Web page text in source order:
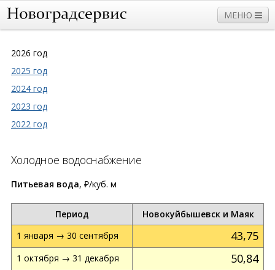
МЕНЮ
Прием
Плата и тарифы
2026 год
2025 год
2024 год
2023 год
2022 год
Холодное водоснабжение
Питьевая вода, ₽/куб. м
Период
Новокуйбышевск и Маяк
1 января → 30 сентября
43,75
1 октября → 31 декабря
50,84